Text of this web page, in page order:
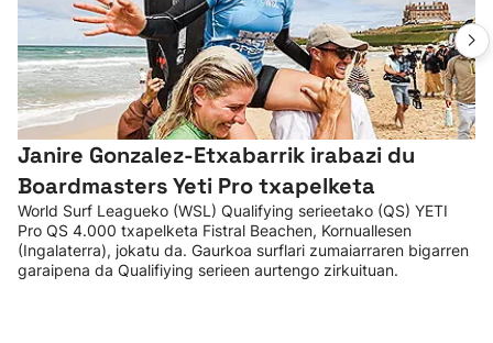
Janire Gonzalez-Etxabarrik irabazi du
Boardmasters Yeti Pro txapelketa
World Surf Leagueko (WSL) Qualifying serieetako (QS) YETI
Pro QS 4.000 txapelketa Fistral Beachen, Kornuallesen
(Ingalaterra), jokatu da. Gaurkoa surflari zumaiarraren bigarren
garaipena da Qualifiying serieen aurtengo zirkuituan.